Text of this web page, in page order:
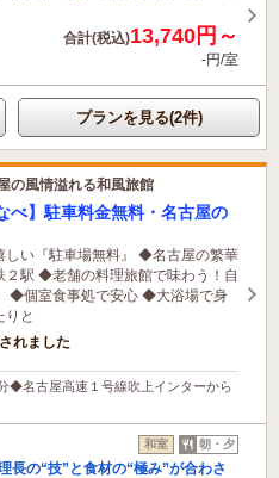
合計(税込)13,740円～
-円/室
プランを見る(2件)
の風情溢れる和風旅館
べ】駐車料金無料・名古屋の
い『駐車場無料』 ◆名古屋の繁華
２駅 ◆老舗の料理旅館で味わう！自
◆個室食事処で安心 ◆大浴場で身
りと
れました
◆名古屋高速１号線吹上インターから
和室 朝・夕
の“技”と食材の“極み”が合わさ